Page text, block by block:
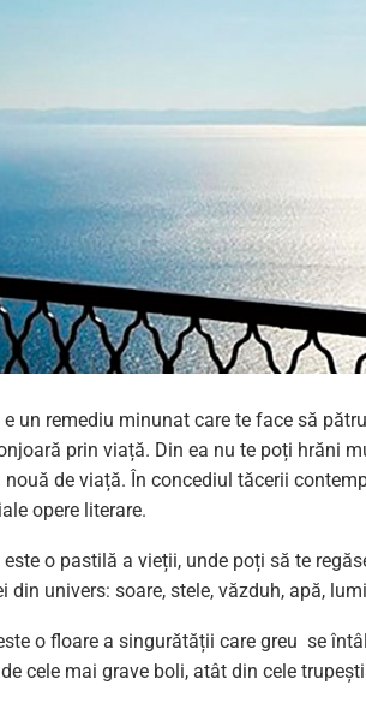
e un remediu minunat care te face să
prin viață. Din ea nu te poți hrăni
nouă de viață. În concediul tăcerii
opere literare.
este o pastilă a vieții, unde poți să te
din univers: soare, stele, văzduh, apă,
o floare a singurătății care greu se
cele mai grave boli, atât din cele